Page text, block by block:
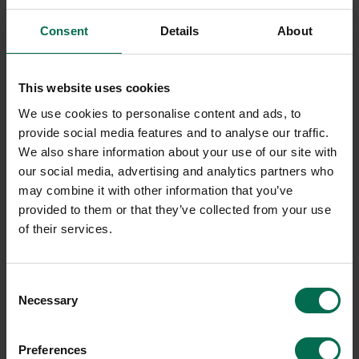
Consent Details About
This website uses cookies
We use cookies to personalise content and ads, to
provide social media features and to analyse our traffic.
We also share information about your use of our site with
our social media, advertising and analytics partners who
may combine it with other information that you’ve
provided to them or that they’ve collected from your use
of their services.
Selection
Necessary
Preferences
Konferensstol Plus 375T
1950 kr
Hyr från53kr/mån
22 i lager
Sparar miljön ca 56 kg
C02
Konferensbord Trixagon
1600mm
3500 kr 4300 kr
Sparar miljön ca 27 kg
C02